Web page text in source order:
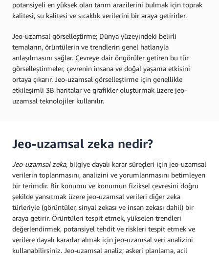
potansiyeli en yüksek olan tarım arazilerini bulmak için toprak
kalitesi, su kalitesi ve sıcaklık verilerini bir araya getirirler.
Jeo-uzamsal görselleştirme; Dünya yüzeyindeki belirli
temaların, örüntülerin ve trendlerin genel hatlarıyla
anlaşılmasını sağlar. Çevreye dair öngörüler getiren bu tür
görselleştirmeler, çevrenin insana ve doğal yaşama etkisini
ortaya çıkarır. Jeo-uzamsal görselleştirme için genellikle
etkileşimli 3B haritalar ve grafikler oluşturmak üzere jeo-
uzamsal teknolojiler kullanılır.
Jeo-uzamsal zeka nedir?
Jeo-uzamsal zeka, bilgiye dayalı karar süreçleri için jeo-uzamsal
verilerin toplanmasını, analizini ve yorumlanmasını betimleyen
bir terimdir. Bir konumu ve konumun fiziksel çevresini doğru
şekilde yansıtmak üzere jeo-uzamsal verileri diğer zeka
türleriyle (görüntüler, sinyal zekası ve insan zekası dahil) bir
araya getirir. Örüntüleri tespit etmek, yükselen trendleri
değerlendirmek, potansiyel tehdit ve riskleri tespit etmek ve
verilere dayalı kararlar almak için jeo-uzamsal veri analizini
kullanabilirsiniz. Jeo-uzamsal analiz; askeri planlama, acil